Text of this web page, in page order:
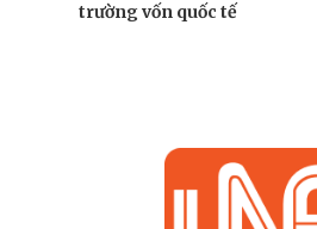
trường vốn quốc tế